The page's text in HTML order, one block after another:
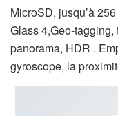
MicroSD, jusqu’à
Glass 4,Geo-
panorama, HDR .
gyroscope, la